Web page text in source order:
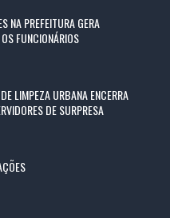
NA PREFEITURA GERA
FUNCIONÁRIOS
LIMPEZA URBANA ENCERRA
DE SURPRESA